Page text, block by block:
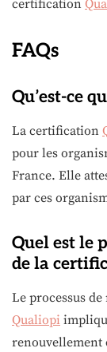
certification
FAQs
Qu’est-ce
La certification
pour les
France. Elle
par ces
Quel est le
de la
Le processus
Qualiopi
renouvellement